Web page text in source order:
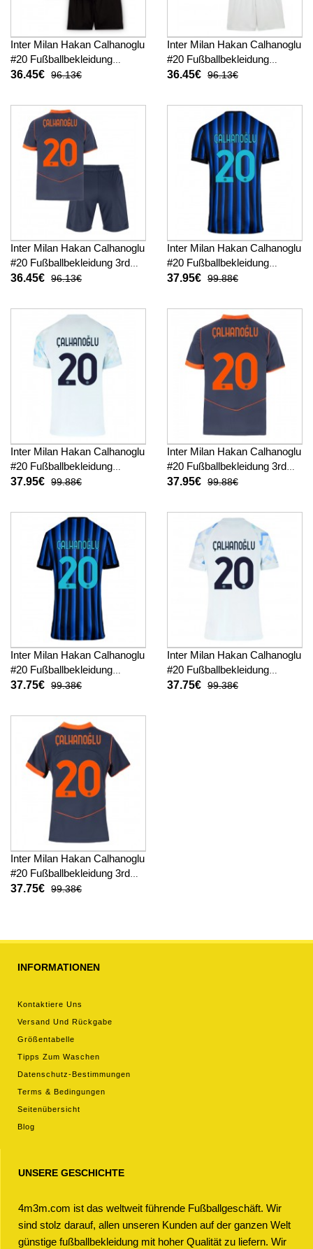
Inter Milan Hakan Calhanoglu
#20 Fußballbekleidung
Heimtrikot Kinder 2025-26
36.45€ 96.13€
Inter Milan Hakan Calhanoglu
#20 Fußballbekleidung
Auswärtstrikot Kinder 2025-
36.45€ 96.13€
Inter Milan Hakan Calhanoglu
#20 Fußballbekleidung 3rd
trikot Kinder 2025-26
36.45€ 96.13€
Inter Milan Hakan Calhanoglu
#20 Fußballbekleidung
Heimtrikot 2025-26 Kurzarm
37.95€ 99.88€
Inter Milan Hakan Calhanoglu
#20 Fußballbekleidung
Auswärtstrikot 2025-26
37.95€ 99.88€
Inter Milan Hakan Calhanoglu
#20 Fußballbekleidung 3rd
trikot 2025-26 Kurzarm
37.95€ 99.88€
Inter Milan Hakan Calhanoglu
#20 Fußballbekleidung
Heimtrikot Damen 2025-26
37.75€ 99.38€
Inter Milan Hakan Calhanoglu
#20 Fußballbekleidung
Auswärtstrikot Damen 2025-
37.75€ 99.38€
Inter Milan Hakan Calhanoglu
#20 Fußballbekleidung 3rd
trikot Damen 2025-26
37.75€ 99.38€
INFORMATIONEN
Kontaktiere Uns
Versand Und Rückgabe
Größentabelle
Tipps Zum Waschen
Datenschutz-Bestimmungen
Terms & Bedingungen
Seitenübersicht
Blog
UNSERE GESCHICHTE
4m3m.com ist das weltweit führende Fußballgeschäft. Wir
sind stolz darauf, allen unseren Kunden auf der ganzen Welt
günstige fußballbekleidung mit hoher Qualität zu liefern. Wir